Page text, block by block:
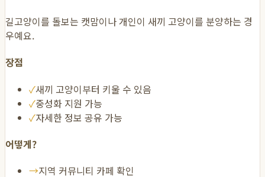
길고양이를 돌보는 캣맘이나 개인이 새끼 고양이를 분양하는 경
우예요.
장점
✓새끼 고양이부터 키울 수 있음
✓중성화 지원 가능
✓자세한 정보 공유 가능
어떻게?
→지역 커뮤니티 카페 확인